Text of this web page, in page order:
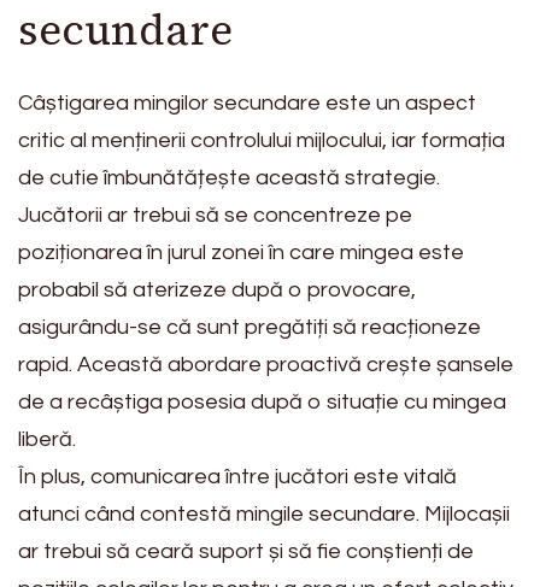
secundare
Câștigarea mingilor secundare este un aspect
critic al menținerii controlului mijlocului, iar formația
de cutie îmbunătățește această strategie.
Jucătorii ar trebui să se concentreze pe
poziționarea în jurul zonei în care mingea este
probabil să aterizeze după o provocare,
asigurându-se că sunt pregătiți să reacționeze
rapid. Această abordare proactivă crește șansele
de a recâștiga posesia după o situație cu mingea
liberă.
În plus, comunicarea între jucători este vitală
atunci când contestă mingile secundare. Mijlocașii
ar trebui să ceară suport și să fie conștienți de